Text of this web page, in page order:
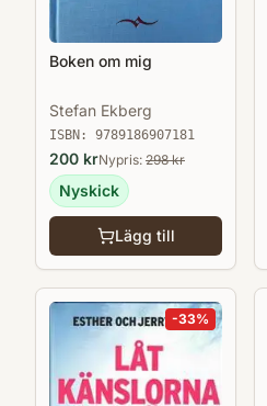
Boken om mig
Stefan Ekberg
ISBN: 9789186907181
200 krNypris: 298kr
Nyskick
Lägg till
-33%